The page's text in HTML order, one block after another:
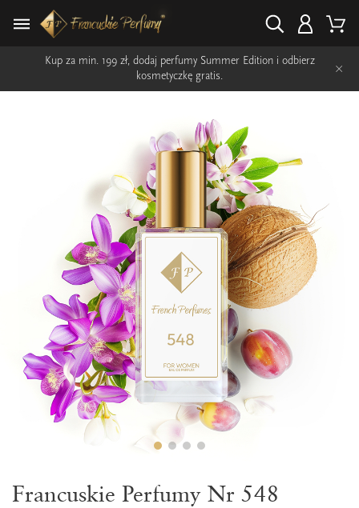
Kup za min. 199 zł, dodaj perfumy Summer Edition i odbierz
kosmetyczkę gratis.
×
Francuskie Perfumy Nr 548